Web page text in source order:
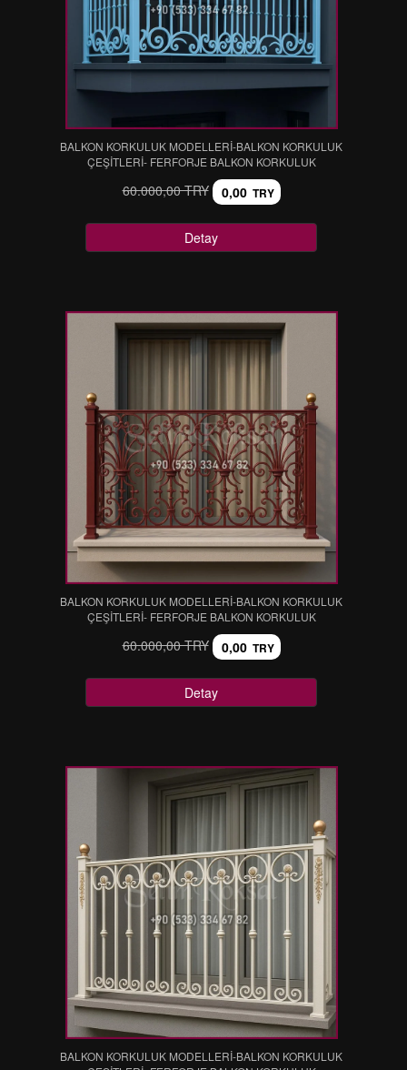
BALKON KORKULUK MODELLERİ-BALKON KORKULUK
ÇEŞİTLERİ- FERFORJE BALKON KORKULUK
60.000,00 TRY 0,00 TRY
Detay
BALKON KORKULUK MODELLERİ-BALKON KORKULUK
ÇEŞİTLERİ- FERFORJE BALKON KORKULUK
60.000,00 TRY 0,00 TRY
Detay
BALKON KORKULUK MODELLERİ-BALKON KORKULUK